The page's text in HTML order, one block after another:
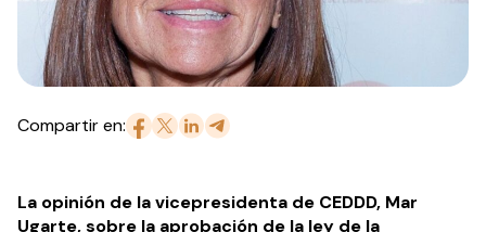
Compartir en:
La opinión de la vicepresidenta de CEDDD, Mar
Ugarte, sobre la aprobación de la ley de la